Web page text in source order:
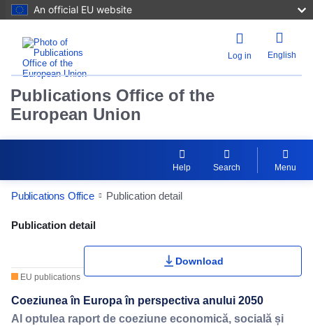
An official EU website
Log in English
Publications Office of the
European Union
Help Search Menu
Publications Office Publication detail
Publication Detail Actions Portlet
Publication detail
EU publications
Download
Coeziunea în Europa în perspectiva anului 2050
Al optulea raport de coeziune economică, socială și